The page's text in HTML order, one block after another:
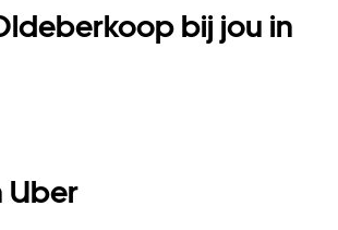
bij jou in
Uber